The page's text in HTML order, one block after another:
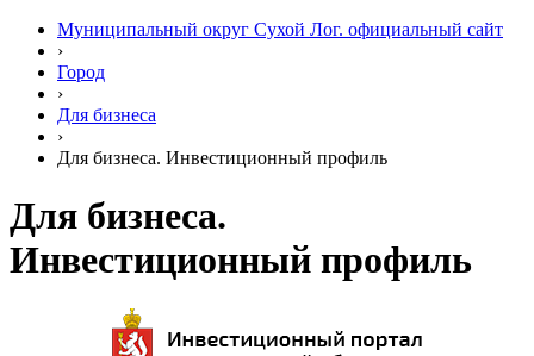
Муниципальный округ Сухой Лог. официальный сайт
›
Город
›
Для бизнеса
›
Для бизнеса. Инвестиционный профиль
Для бизнеса.
Инвестиционный профиль